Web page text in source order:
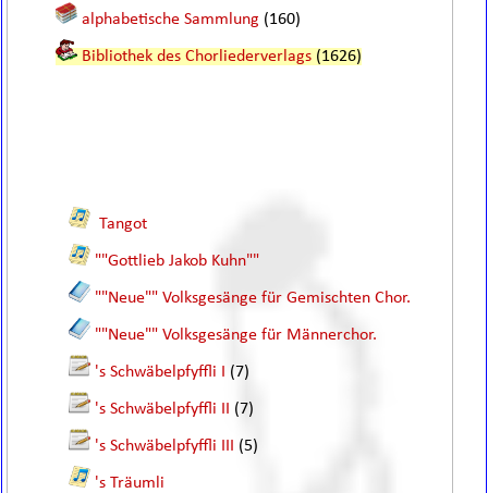
alphabetische Sammlung (160)
Bibliothek des Chorliederverlags (1626)
Tangot
""Gottlieb Jakob Kuhn""
""Neue"" Volksgesänge für Gemischten Chor.
""Neue"" Volksgesänge für Männerchor.
's Schwäbelpfyffli I (7)
's Schwäbelpfyffli II (7)
's Schwäbelpfyffli III (5)
's Träumli